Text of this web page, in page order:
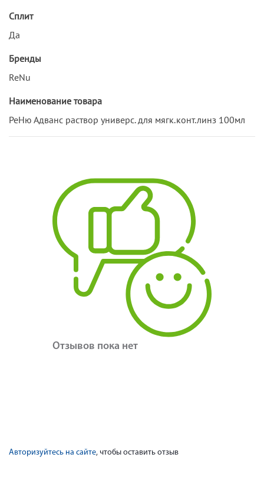
Сплит
Да
Бренды
ReNu
Наименование товара
РеНю Адванс раствор универс. для мягк.конт.линз 100мл
Отзывов пока нет
Авторизуйтесь на сайте, чтобы оставить отзыв